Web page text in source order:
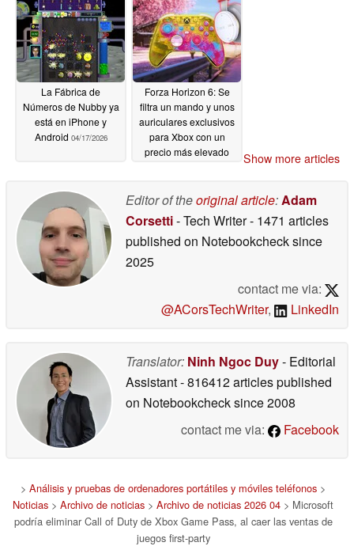
La Fábrica de
Números de Nubby ya
está en iPhone y
Android 04/17/2026
Forza Horizon 6: Se
filtra un mando y unos
auriculares exclusivos
para Xbox con un
precio más elevado
Show more articles
Editor of theoriginal article:Adam
Corsetti- Tech Writer- 1471 articles
published on Notebookchecksince
2025
contact me via:
@ACorsTechWriter, LinkedIn
Translator: Ninh Ngoc Duy- Editorial
Assistant- 816412 articles published
on Notebookchecksince 2008
contact me via:
Facebook
> Análisis y pruebas de ordenadores portátiles y móviles teléfonos >
Noticias > Archivo de noticias > Archivo de noticias 2026 04 > Microsoft
podría eliminar Call of Duty de Xbox Game Pass, al caer las ventas de
juegos first-party